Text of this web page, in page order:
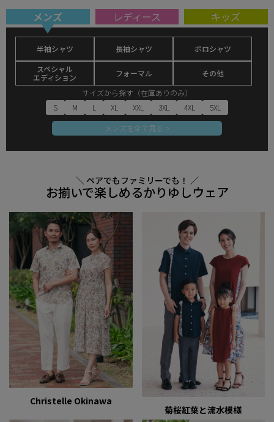
メンズ レディース キッズ
半袖シャツ 長袖シャツ
ポロシャツ
スペシャル
エディション
フォーマル
その他
サイズから探す（在庫ありのみ）
S
M L XL XXL 3XL 4XL
5XL
メンズを全て見る >
＼ ペアでもファミリーでも！ ／
お揃いで楽しめるかりゆしウェア
Christelle Okinawa
菊桜紅葉と流水模様